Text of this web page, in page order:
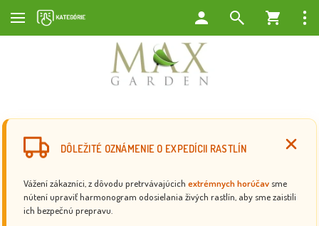
DÔLEŽITÉ OZNÁMENIE O EXPEDÍCII RASTLÍN
Vážení zákazníci, z dôvodu pretrvávajúcich extrémnych horúčav sme
nútení upraviť harmonogram odosielania živých rastlín, aby sme zaistili
ich bezpečnú prepravu.